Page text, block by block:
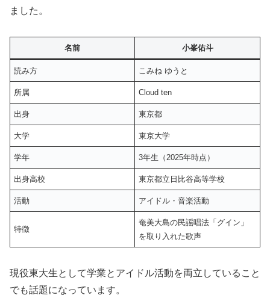
ました。
名前 小峯佑斗
読み方 こみね ゆうと
所属 Cloud ten
出身 東京都
大学 東京大学
学年 3年生（2025年時点）
出身高校 東京都立日比谷高等学校
活動 アイドル・音楽活動
特徴
奄美大島の民謡唱法「グイン」
を取り入れた歌声
現役東大生として学業とアイドル活動を両立していること
でも話題になっています。